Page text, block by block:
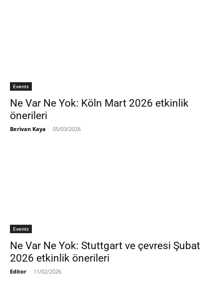
Events
Ne Var Ne Yok: Köln Mart 2026 etkinlik
önerileri
Berivan Kaya - 05/03/2026
Events
Ne Var Ne Yok: Stuttgart ve çevresi Şubat
2026 etkinlik önerileri
Editor - 11/02/2026